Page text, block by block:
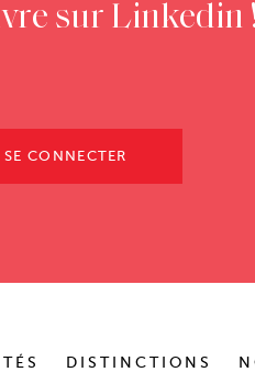
sur Linkedin
SE CONNECTER
DISTINCTIONS